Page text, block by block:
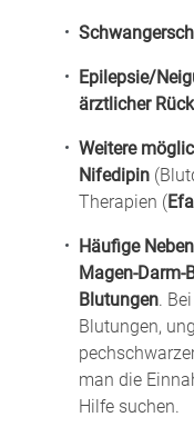
Epilepsie/
ärztlicher
Weitere
Nifedipin
Therapien (
Häufige
Magen-Darm-
Blutungen.
Blutungen,
man die
Hilfe suchen.